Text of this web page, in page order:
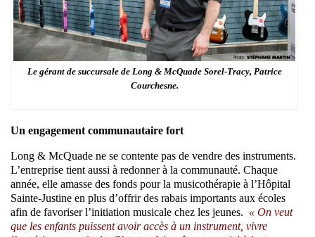
Le gérant de succursale de Long & McQuade Sorel-Tracy, Patrice
Courchesne.
Un engagement communautaire fort
Long & McQuade ne se contente pas de vendre des instruments.
L’entreprise tient aussi à redonner à la communauté. Chaque
année, elle amasse des fonds pour la musicothérapie à l’Hôpital
Sainte-Justine en plus d’offrir des rabais importants aux écoles
afin de favoriser l’initiation musicale chez les jeunes. « On veut
que les enfants puissent avoir accès à un instrument, vivre